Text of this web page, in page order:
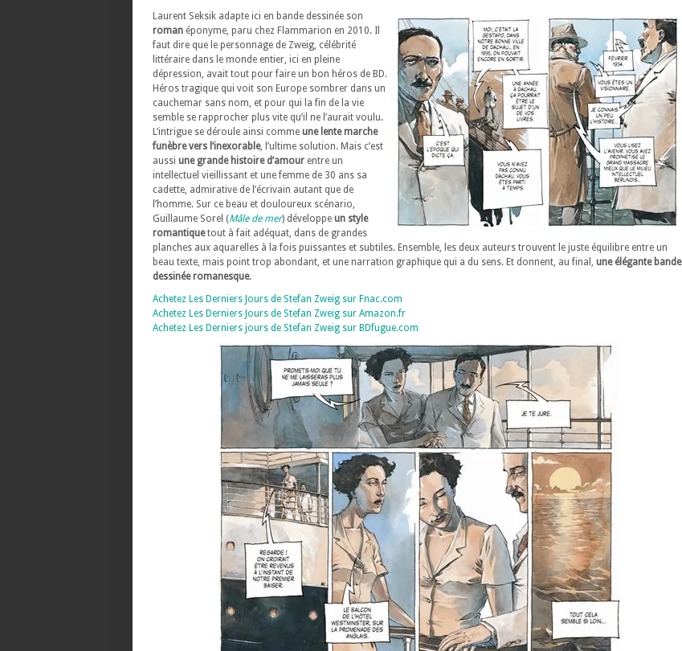
Laurent Seksik adapte ici en bande dessinée son
roman éponyme, paru chez Flammarion en 2010. Il
faut dire que le personnage de Zweig, célébrité
littéraire dans le monde entier, ici en pleine
dépression, avait tout pour faire un bon héros de BD.
Héros tragique qui voit son Europe sombrer dans un
cauchemar sans nom, et pour qui la fin de la vie
semble se rapprocher plus vite qu’il ne l’aurait voulu.
L’intrigue se déroule ainsi comme une lente marche
funèbre vers l’inexorable, l’ultime solution. Mais c’est
aussi une grande histoire d’amour entre un
intellectuel vieillissant et une femme de 30 ans sa
cadette, admirative de l’écrivain autant que de
l’homme. Sur ce beau et douloureux scénario,
Guillaume Sorel (Mâle de mer) développe un style
romantiquetout à fait adéquat, dans de grandes
planches aux aquarelles à la fois puissantes et subtiles. Ensemble, les deux auteurs trouvent le juste équilibre entre un
beau texte, mais point trop abondant, et une narration graphique qui a du sens. Et donnent, au final, une élégante bande
dessinée romanesque.
Achetez Les Derniers Jours de Stefan Zweig sur Fnac.com
Achetez Les Derniers Jours de Stefan Zweig sur Amazon.fr
Achetez Les Derniers jours de Stefan Zweig sur BDfugue.com